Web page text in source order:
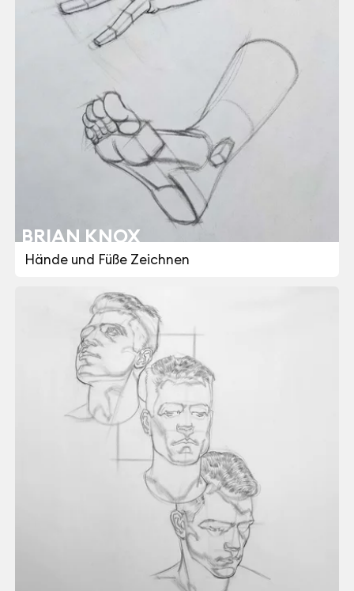
BRIAN KNOX
Hände und Füße Zeichnen